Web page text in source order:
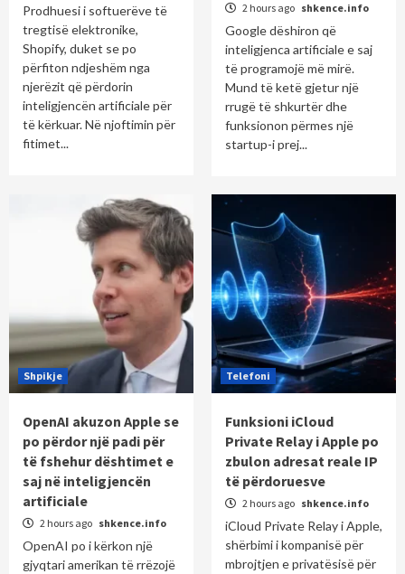
Prodhuesi i softuerëve të
tregtisë elektronike,
Shopify, duket se po
përfiton ndjeshëm nga
njerëzit që përdorin
inteligjencën artificiale për
të kërkuar. Në njoftimin për
fitimet...
2 hours ago shkence.info
Google dëshiron që
inteligjenca artificiale e saj
të programojë më mirë.
Mund të ketë gjetur një
rrugë të shkurtër dhe
funksionon përmes një
startup-i prej...
Shpikje
OpenAI akuzon Apple se
po përdor një padi për
të fshehur dështimet e
saj në inteligjencën
artificiale
2 hours ago shkence.info
OpenAI po i kërkon një
gjyqtari amerikan të rrëzojë
Telefoni
Funksioni iCloud
Private Relay i Apple po
zbulon adresat reale IP
të përdoruesve
2 hours ago shkence.info
iCloud Private Relay i Apple,
shërbimi i kompanisë për
mbrojtjen e privatësisë për